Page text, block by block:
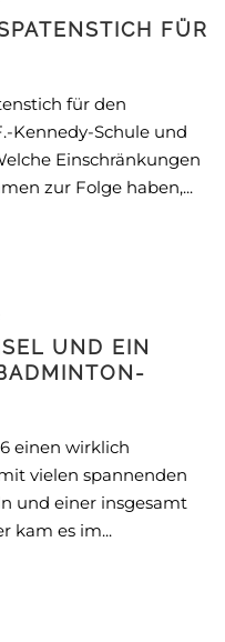
FÜR
für den
Kennedy-Schule und
Einschränkungen
zur Folge haben,...
UND EIN
einen wirklich
vielen spannenden
und einer insgesamt
kam es im...